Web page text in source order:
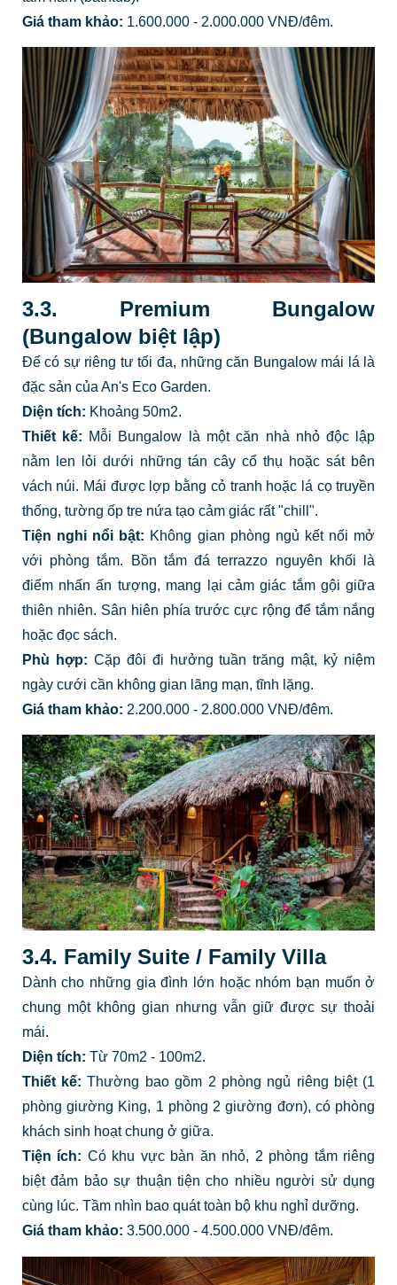
Giá tham khảo: 1.600.000 - 2.000.000 VNĐ/đêm.
3.3. Premium Bungalow
(Bungalow biệt lập)
Để có sự riêng tư tối đa, những căn Bungalow mái lá là
đặc sản của An's Eco Garden.
Diện tích: Khoảng 50m2.
Thiết kế: Mỗi Bungalow là một căn nhà nhỏ độc lập
nằm len lỏi dưới những tán cây cổ thụ hoặc sát bên
vách núi. Mái được lợp bằng cỏ tranh hoặc lá cọ truyền
thống, tường ốp tre nứa tạo cảm giác rất "chill".
Tiện nghi nổi bật: Không gian phòng ngủ kết nối mở
với phòng tắm. Bồn tắm đá terrazzo nguyên khối là
điểm nhấn ấn tượng, mang lại cảm giác tắm gội giữa
thiên nhiên. Sân hiên phía trước cực rộng để tắm nắng
hoặc đọc sách.
Phù hợp: Cặp đôi đi hưởng tuần trăng mật, kỷ niệm
ngày cưới cần không gian lãng mạn, tĩnh lặng.
Giá tham khảo: 2.200.000 - 2.800.000 VNĐ/đêm.
3.4. Family Suite / Family Villa
Dành cho những gia đình lớn hoặc nhóm bạn muốn ở
chung một không gian nhưng vẫn giữ được sự thoải
mái.
Diện tích: Từ 70m2 - 100m2.
Thiết kế: Thường bao gồm 2 phòng ngủ riêng biệt (1
phòng giường King, 1 phòng 2 giường đơn), có phòng
khách sinh hoạt chung ở giữa.
Tiện ích: Có khu vực bàn ăn nhỏ, 2 phòng tắm riêng
biệt đảm bảo sự thuận tiện cho nhiều người sử dụng
cùng lúc. Tầm nhìn bao quát toàn bộ khu nghỉ dưỡng.
Giá tham khảo: 3.500.000 - 4.500.000 VNĐ/đêm.